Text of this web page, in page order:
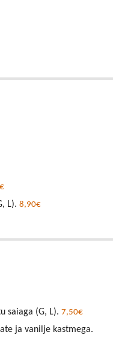
L). 8,90€
saiaga (G, L). 7,50€
ja vanilje kastmega.